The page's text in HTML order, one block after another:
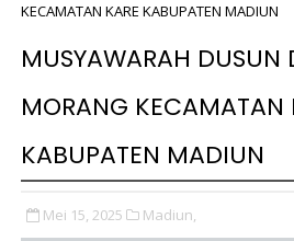
KECAMATAN KARE KABUPATEN MADIUN
MUSYAWARAH DUSUN
MORANG KECAMATAN
KABUPATEN MADIUN
Mei 15, 2025 Madiun,